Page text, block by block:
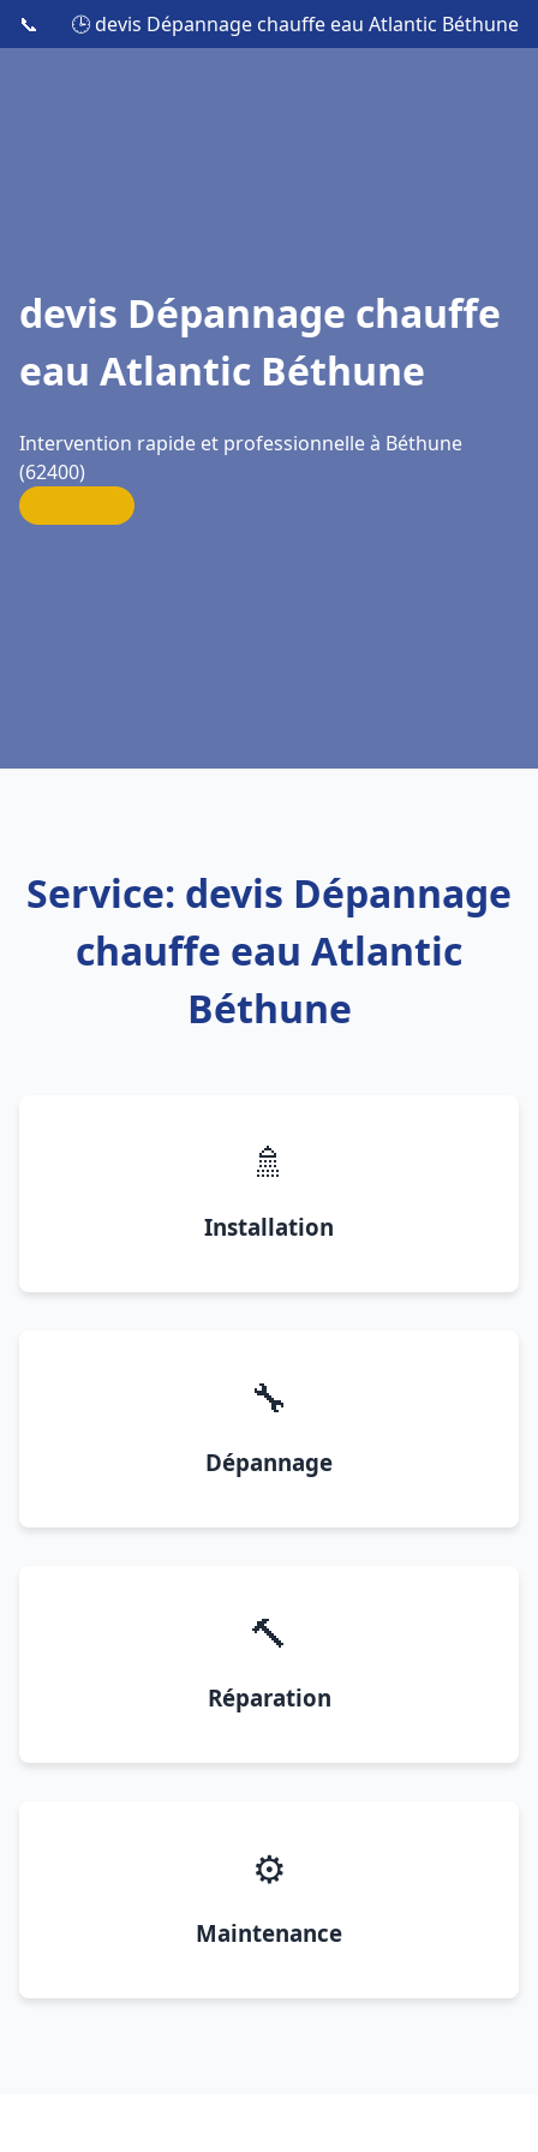
📞 🕒 devis Dépannage chauffe eau Atlantic Béthune
devis Dépannage chauffe
eau Atlantic Béthune
Intervention rapide et professionnelle à Béthune
(62400)
Service: devis Dépannage
chauffe eau Atlantic
Béthune
🚿
Installation
🔧
Dépannage
🔨
Réparation
⚙️
Maintenance